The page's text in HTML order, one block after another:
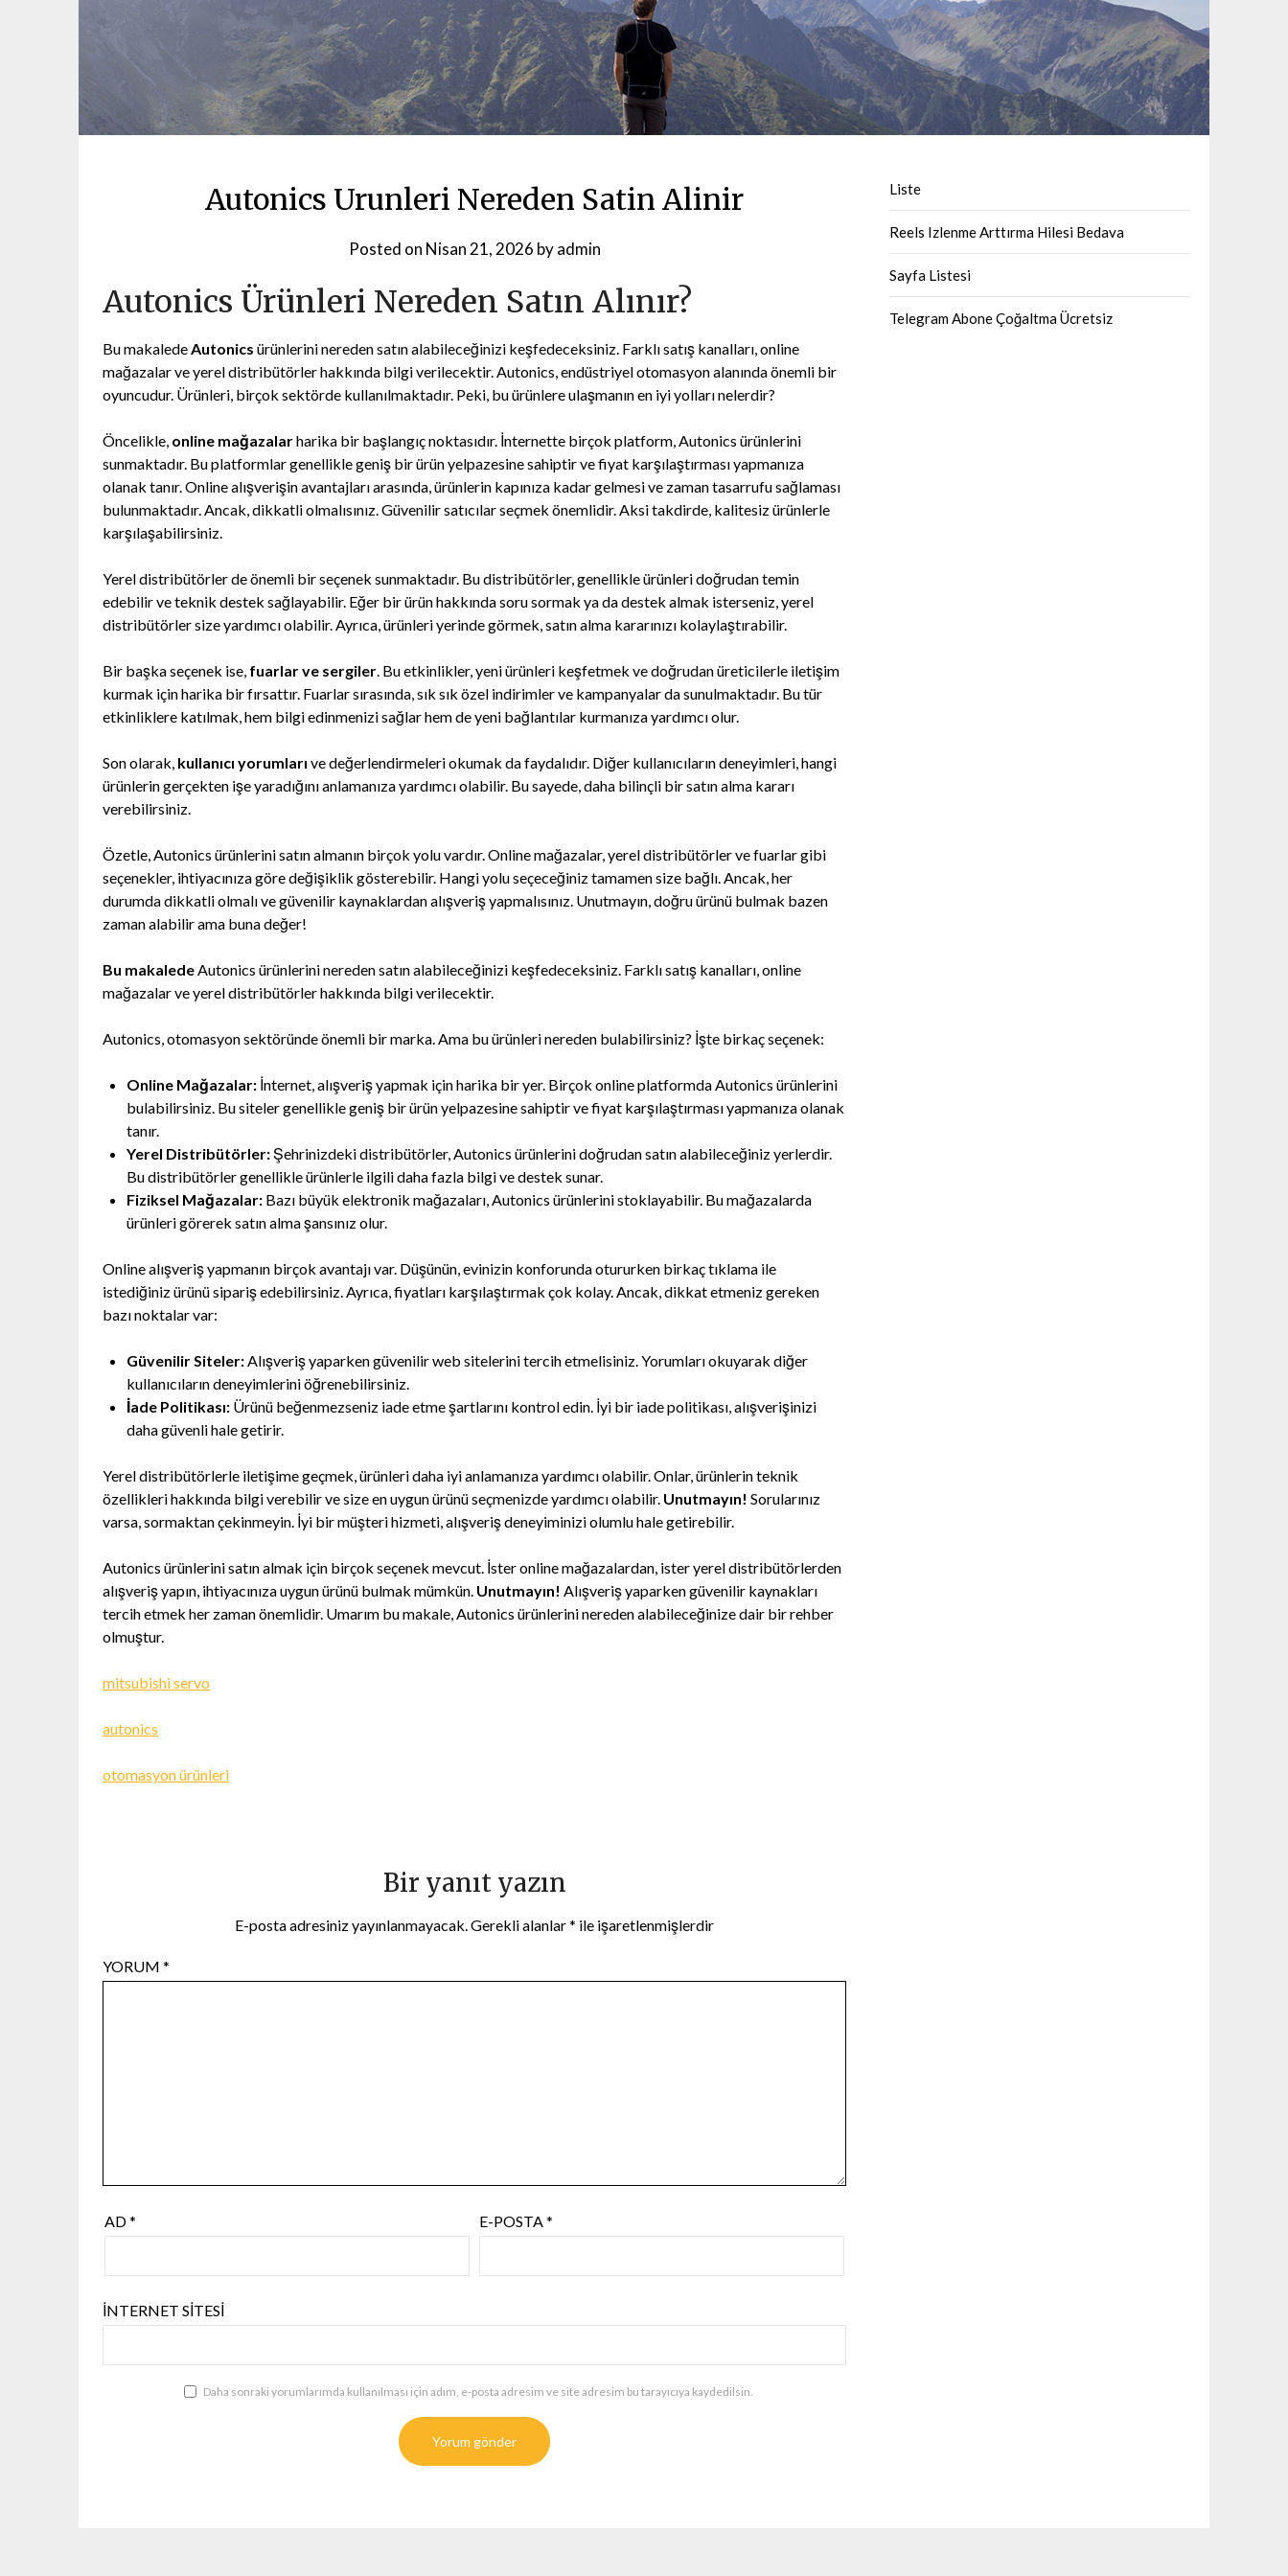
Autonics Urunleri Nereden Satin Alinir
Posted on Nisan 21, 2026 byadmin
Autonics Ürünleri Nereden Satın Alınır?
Bu makaledeAutonics ürünlerini nereden satın alabileceğinizi keşfedeceksiniz. Farklı satış kanalları, online
mağazalar ve yerel distribütörler hakkında bilgi verilecektir. Autonics, endüstriyel otomasyon alanında önemli bir
oyuncudur. Ürünleri, birçok sektörde kullanılmaktadır. Peki, bu ürünlere ulaşmanın en iyi yolları nelerdir?
Öncelikle, online mağazalarharika bir başlangıç noktasıdır. İnternette birçok platform, Autonics ürünlerini
sunmaktadır. Bu platformlar genellikle geniş bir ürün yelpazesine sahiptir ve fiyat karşılaştırması yapmanıza
olanak tanır. Online alışverişin avantajları arasında, ürünlerin kapınıza kadar gelmesi ve zaman tasarrufu sağlaması
bulunmaktadır. Ancak, dikkatli olmalısınız. Güvenilir satıcılar seçmek önemlidir. Aksi takdirde, kalitesiz ürünlerle
karşılaşabilirsiniz.
Yerel distribütörler de önemli bir seçenek sunmaktadır. Bu distribütörler, genellikle ürünleri doğrudan temin
edebilir ve teknik destek sağlayabilir. Eğer bir ürün hakkında soru sormak ya da destek almak isterseniz, yerel
distribütörler size yardımcı olabilir. Ayrıca, ürünleri yerinde görmek, satın alma kararınızı kolaylaştırabilir.
Bir başka seçenek ise, fuarlar ve sergiler. Bu etkinlikler, yeni ürünleri keşfetmek ve doğrudan üreticilerle iletişim
kurmak için harika bir fırsattır. Fuarlar sırasında, sık sık özel indirimler ve kampanyalar da sunulmaktadır. Bu tür
etkinliklere katılmak, hem bilgi edinmenizi sağlar hem de yeni bağlantılar kurmanıza yardımcı olur.
Son olarak, kullanıcı yorumları ve değerlendirmeleri okumak da faydalıdır. Diğer kullanıcıların deneyimleri, hangi
ürünlerin gerçekten işe yaradığını anlamanıza yardımcı olabilir. Bu sayede, daha bilinçli bir satın alma kararı
verebilirsiniz.
Özetle, Autonics ürünlerini satın almanın birçok yolu vardır. Online mağazalar, yerel distribütörler ve fuarlar gibi
seçenekler, ihtiyacınıza göre değişiklik gösterebilir. Hangi yolu seçeceğiniz tamamen size bağlı. Ancak, her
durumda dikkatli olmalı ve güvenilir kaynaklardan alışveriş yapmalısınız. Unutmayın, doğru ürünü bulmak bazen
zaman alabilir ama buna değer!
Bu makaledeAutonics ürünlerini nereden satın alabileceğinizi keşfedeceksiniz. Farklı satış kanalları, online
mağazalar ve yerel distribütörler hakkında bilgi verilecektir.
Autonics, otomasyon sektöründe önemli bir marka. Ama bu ürünleri nereden bulabilirsiniz? İşte birkaç seçenek:
Online Mağazalar: İnternet, alışveriş yapmak için harika bir yer. Birçok online platformda Autonics ürünlerini
bulabilirsiniz. Bu siteler genellikle geniş bir ürün yelpazesine sahiptir ve fiyat karşılaştırması yapmanıza olanak
tanır.
Yerel Distribütörler:Şehrinizdeki distribütörler, Autonics ürünlerini doğrudan satın alabileceğiniz yerlerdir.
Bu distribütörler genellikle ürünlerle ilgili daha fazla bilgi ve destek sunar.
Fiziksel Mağazalar: Bazı büyük elektronik mağazaları, Autonics ürünlerini stoklayabilir. Bu mağazalarda
ürünleri görerek satın alma şansınız olur.
Online alışveriş yapmanın birçok avantajı var. Düşünün, evinizin konforunda otururken birkaç tıklama ile
istediğiniz ürünü sipariş edebilirsiniz. Ayrıca, fiyatları karşılaştırmak çok kolay. Ancak, dikkat etmeniz gereken
bazı noktalar var:
Güvenilir Siteler:Alışveriş yaparken güvenilir web sitelerini tercih etmelisiniz. Yorumları okuyarak diğer
kullanıcıların deneyimlerini öğrenebilirsiniz.
İade Politikası: Ürünü beğenmezseniz iade etme şartlarını kontrol edin. İyi bir iade politikası, alışverişinizi
daha güvenli hale getirir.
Yerel distribütörlerle iletişime geçmek, ürünleri daha iyi anlamanıza yardımcı olabilir. Onlar, ürünlerin teknik
özellikleri hakkında bilgi verebilir ve size en uygun ürünü seçmenizde yardımcı olabilir. Unutmayın! Sorularınız
varsa, sormaktan çekinmeyin. İyi bir müşteri hizmeti, alışveriş deneyiminizi olumlu hale getirebilir.
Autonics ürünlerini satın almak için birçok seçenek mevcut. İster online mağazalardan, ister yerel distribütörlerden
alışveriş yapın, ihtiyacınıza uygun ürünü bulmak mümkün. Unutmayın! Alışveriş yaparken güvenilir kaynakları
tercih etmek her zaman önemlidir. Umarım bu makale, Autonics ürünlerini nereden alabileceğinize dair bir rehber
olmuştur.
mitsubishi servo
autonics
otomasyon ürünleri
Bir yanıt yazın
E-posta adresiniz yayınlanmayacak.Gerekli alanlar* ile işaretlenmişlerdir
YORUM *
AD* E-POSTA*
İNTERNET SITESI
Daha sonraki yorumlarımda kullanılması için adım, e-posta adresim ve site adresim bu tarayıcıya kaydedilsin.
Liste
Reels Izlenme Arttırma Hilesi Bedava
Sayfa Listesi
Telegram Abone Çoğaltma Ücretsiz